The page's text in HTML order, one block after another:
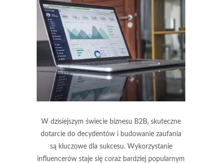
W dzisiejszym świecie biznesu B2B, skuteczne
dotarcie do decydentów i budowanie zaufania
są kluczowe dla sukcesu. Wykorzystanie
influencerów staje się coraz bardziej popularnym